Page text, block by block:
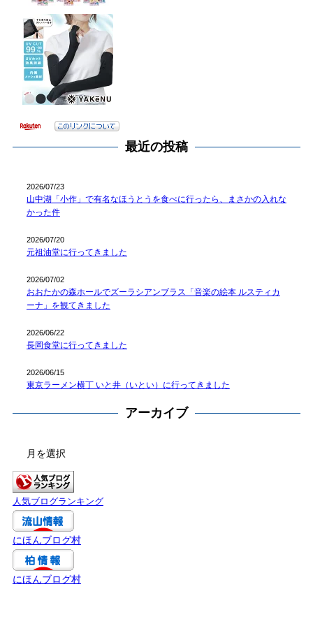
最近の投稿
山中湖「小作」で有名なほうとうを食べに行ったら、まさかの入れな
かった件
2026/07/23
元祖油堂に行ってきました
2026/07/20
おおたかの森ホールでズーラシアンブラス「音楽の絵本 ルスティカ
ーナ」を観てきました
2026/07/02
長岡食堂に行ってきました
2026/06/22
東京ラーメン横丁 いと井（いとい）に行ってきました
2026/06/15
アーカイブ
カ
イ
ブ
人気ブログランキング
にほんブログ村
にほんブログ村